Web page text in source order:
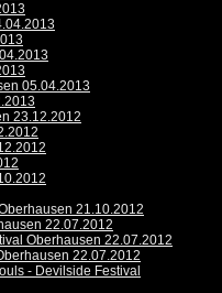
05.04.2013
23.12.2012
21.10.2012
22.07.2012
Oberhausen 22.07.2012
22.07.2012
- Devilside Festival